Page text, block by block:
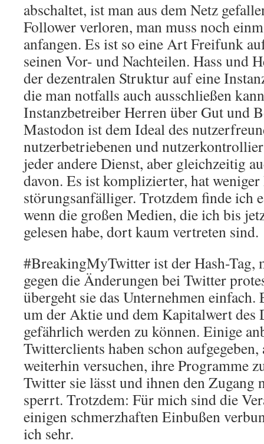
abschaltet, ist man aus dem Netz
Follower verloren, man muss noch
anfangen. Es ist so eine Art Freifunk
seinen Vor- und Nachteilen. Hass und
der dezentralen Struktur auf eine
die man notfalls auch ausschließen
Instanzbetreiber Herren über Gut und
Mastodon ist dem Ideal des
nutzerbetriebenen und
jeder andere Dienst, aber gleichzeitig
davon. Es ist komplizierter, hat
störungsanfälliger. Trotzdem finde ich
wenn die großen Medien, die ich bis
gelesen habe, dort kaum vertreten sind.
#BreakingMyTwitter ist der Hash-Tag,
gegen die Änderungen bei Twitter
übergeht sie das Unternehmen einfach.
um der Aktie und dem Kapitalwert des
gefährlich werden zu können. Einige
Twitterclients haben schon aufgegeben,
weiterhin versuchen, ihre Programme
Twitter sie lässt und ihnen den
sperrt. Trotzdem: Für mich sind die
einigen schmerzhaften Einbußen
ich sehr.